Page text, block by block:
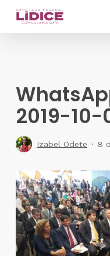
Skip
2019-10-
Izabel Odete 8